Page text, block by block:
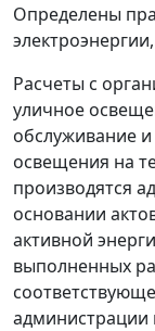
Определены
Расчеты с
уличное
обслуживание
освещения на
производятся
основании
активной
выполненных
администрации